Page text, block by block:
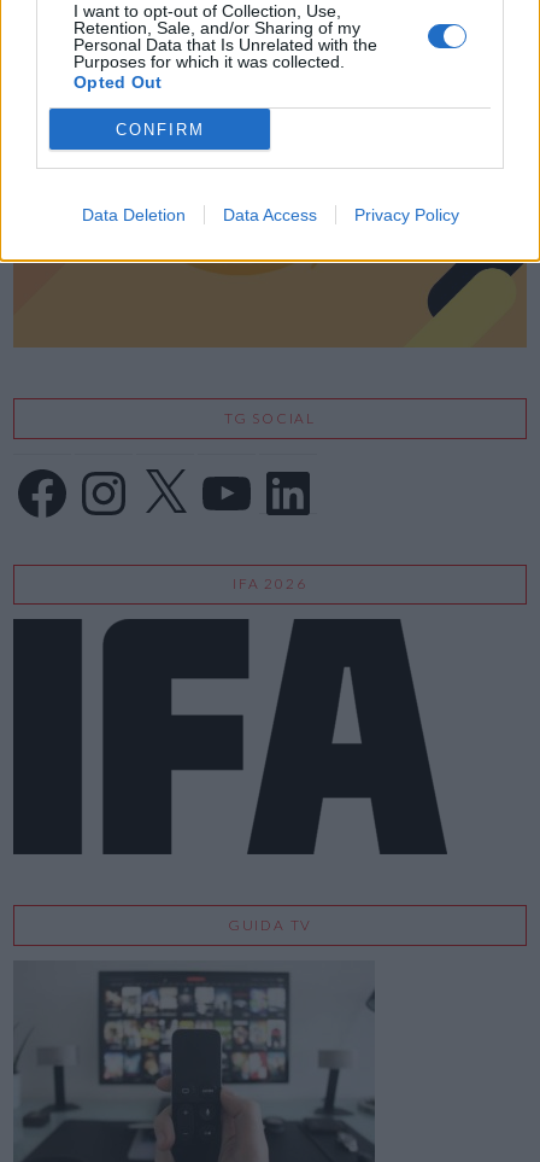
I want to opt-out of Collection, Use,
Retention, Sale, and/or Sharing of my
Personal Data that Is Unrelated with the
Purposes for which it was collected.
Opted Out
CONFIRM
Data Deletion Data Access Privacy Policy
LE MIGLIORI OFFERTE AMAZON
TG SOCIAL
FacebookInstagram
X LinkedIn
IFA 2026
GUIDA TV